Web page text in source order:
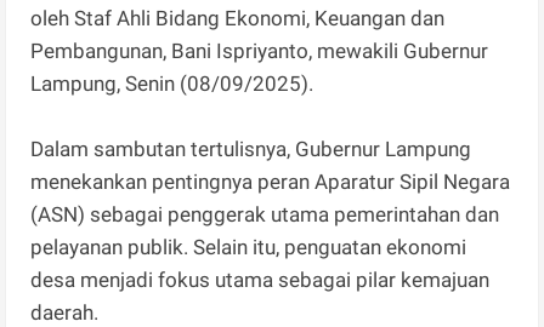
oleh Staf Ahli Bidang Ekonomi, Keuangan dan
Pembangunan, Bani Ispriyanto, mewakili Gubernur
Lampung, Senin (08/09/2025).
Dalam sambutan tertulisnya, Gubernur Lampung
menekankan pentingnya peran Aparatur Sipil Negara
(ASN) sebagai penggerak utama pemerintahan dan
pelayanan publik. Selain itu, penguatan ekonomi
desa menjadi fokus utama sebagai pilar kemajuan
daerah.